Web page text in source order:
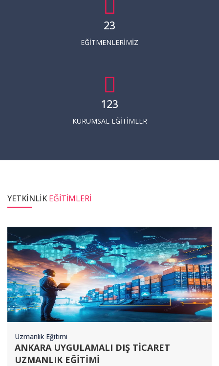
24
EĞITMENLERIMIZ
124
KURUMSAL EĞITIMLER
YETKİNLİKEĞİTİMLERİ
Uzmanlık Eğitimi
İZMİR UYGULAMALI DIŞ TİCARET
UZMANLIK EĞİTİMİ